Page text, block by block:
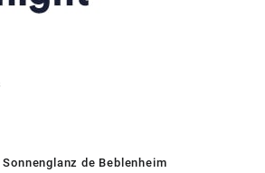
de Beblenheim